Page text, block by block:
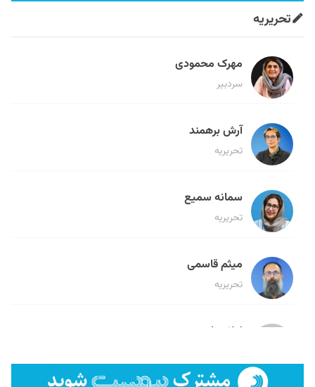
تحریریه
مهرک محمودی
سردبیر
آرش برهمند
تحریریه
سمانه سمیع
تحریریه
میثم قاسمی
تحریریه
لیلا حنارود